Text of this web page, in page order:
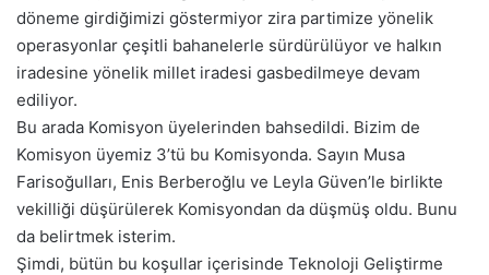
döneme girdiğimizi göstermiyor zira partimize yönelik
operasyonlar çeşitli bahanelerle sürdürülüyor ve halkın
iradesine yönelik millet iradesi gasbedilmeye devam
ediliyor.
Bu arada Komisyon üyelerinden bahsedildi. Bizim de
Komisyon üyemiz 3’tü bu Komisyonda. Sayın Musa
Farisoğulları, Enis Berberoğlu ve Leyla Güven’le birlikte
vekilliği düşürülerek Komisyondan da düşmüş oldu. Bunu
da belirtmek isterim.
Şimdi, bütün bu koşullar içerisinde Teknoloji Geliştirme